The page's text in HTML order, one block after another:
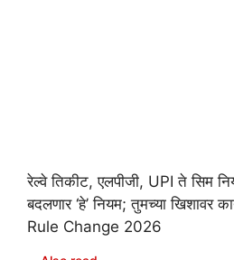
रेल्वे तिकीट, एलपीजी, UPI ते सिम
बदलणार ‘हे’ नियम; तुमच्या खिशावर
Rule Change 2026